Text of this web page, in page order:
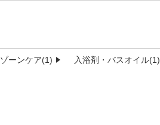
ーンケア(1) 入浴剤・バスオイル(1)